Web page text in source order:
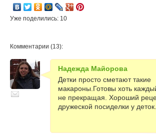
Уже поделились: 10
Комментарии (13):
Надежда Майорова
Детки просто сметают такие
макароны.Готовы хоть
не прекращая. Хороший
дружеской посиделки у